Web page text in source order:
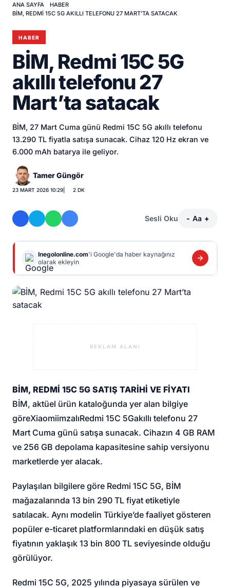
ANA SAYFA
HABER
BİM, REDMI 15C 5G AKILLI TELEFONU 27 MART’TA SATACAK
HABER
BİM, Redmi 15C 5G
akıllı telefonu 27
Mart’ta satacak
BİM, 27 Mart Cuma günü Redmi 15C 5G akıllı telefonu
13.290 TL fiyatla satışa sunacak. Cihaz 120 Hz ekran ve
6.000 mAh batarya ile geliyor.
Tamer Güngör
23 MART 2026 10:29 2 DK
Sesli Oku - Aa +
Inegolonline.com'i Google'da haber kaynağınız
olarak ekleyin
REKLAM ALANI
BİM, REDMİ 15C 5G SATIŞ TARİHİ VE FİYATI
BİM, aktüel ürün kataloğunda yer alan bilgiye
göreXiaomiimzalıRedmi 15C 5Gakıllı telefonu 27
Mart Cuma günü satışa sunacak. Cihazın 4 GB RAM
ve 256 GB depolama kapasitesine sahip versiyonu
marketlerde yer alacak.
Paylaşılan bilgilere göre Redmi 15C 5G, BİM
mağazalarında 13 bin 290 TL fiyat etiketiyle
satılacak. Aynı modelin Türkiye’de faaliyet gösteren
popüler e-ticaret platformlarındaki en düşük satış
fiyatının yaklaşık 13 bin 800 TL seviyesinde olduğu
görülüyor.
Redmi 15C 5G, 2025 yılında piyasaya sürülen ve